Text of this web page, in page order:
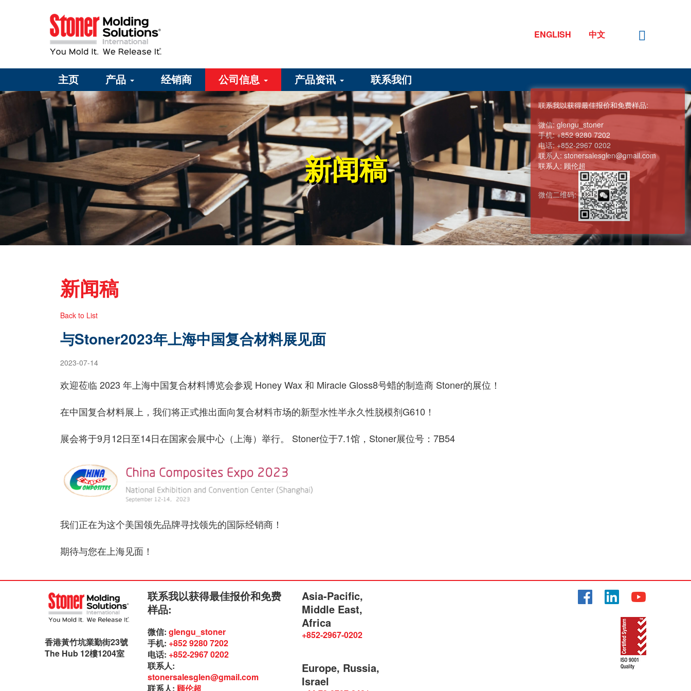
ENGLISH 中文
主页 产品 经销商 公司信息 产品资讯 联系我们
新闻稿
新闻稿
Back to List
与Stoner2023年上海中国复合材料展见面
2023-07-14
欢迎莅临 2023 年上海中国复合材料博览会参观 Honey Wax 和 Miracle Gloss8号蜡的制造商 Stoner的展位！
在中国复合材料展上，我们将正式推出面向复合材料市场的新型水性半永久性脱模剂G610！
展会将于9月12日至14日在国家会展中心（上海）举行。 Stoner位于7.1馆，Stoner展位号：7B54
我们正在为这个美国领先品牌寻找领先的国际经销商！
期待与您在上海见面！
香港黃竹坑業勤街23號
The Hub 12樓1204室
联系我以获得最佳报价和免费
样品:
微信: glengu_stoner
手机: +852 9280 7202
电话: +852-2967 0202
联系人:
stonersalesglen@gmail.com
联系人: 顾伦超
Asia-Pacific,
Middle East,
Africa
+852-2967-0202
Europe, Russia,
Israel
Facebook LinkedIn
联系我以获得最佳报价和免费样品:
微信: glengu_stoner
手机:+852 9280 7202
电话:+852-2967 0202
联系人: stonersalesglen@gmail.com
联系人: 顾伦超
微信二维码: